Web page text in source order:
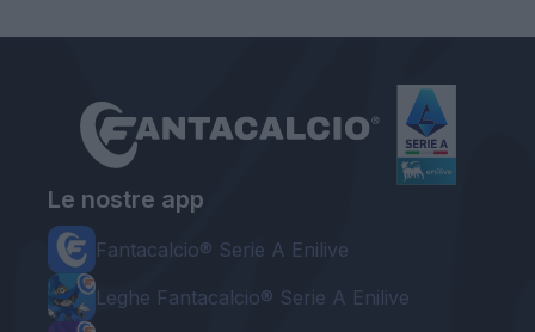
Le nostre app
Fantacalcio® Serie A Enilive
Leghe Fantacalcio® Serie A Enilive